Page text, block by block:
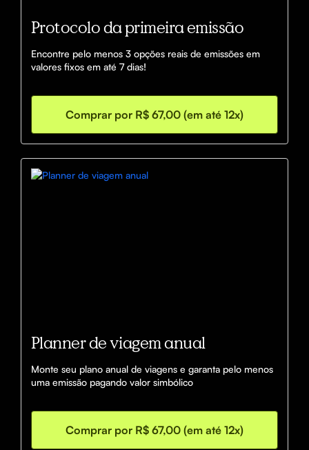
Protocolo da primeira emissão
Encontre pelo menos 3 opções reais de emissões em
valores fixos em até 7 dias!
Comprar por R$ 67,00 (em até 12x)
Planner de viagem anual
Monte seu plano anual de viagens e garanta pelo menos
uma emissão pagando valor simbólico
Comprar por R$ 67,00 (em até 12x)